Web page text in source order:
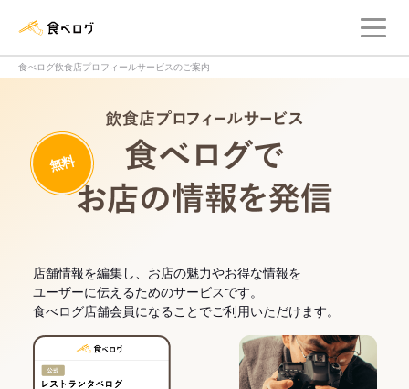
食べログ飲食店プロフィールサービスのご案内
無料
店舗情報を編集し、お店の魅力やお得な情報を
ユーザーに伝えるためのサービスです。
食べログ店舗会員になることでご利用いただけます。